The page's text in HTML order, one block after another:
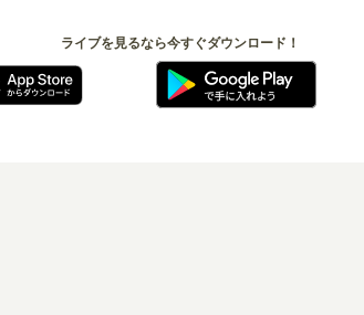
ライブを見るなら今すぐダウンロード！